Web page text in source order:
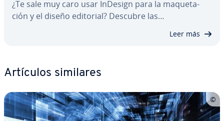
¿Te sale muy caro usar InDesign para la ma­que­ta­
ción y el diseño editorial? Descubre las…
Leer más
Artículos similares